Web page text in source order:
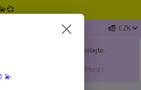
CZK
Nevíte si rady? Zavolejte.
(Po-Pá, 10:00-15:00 hod.)
💫